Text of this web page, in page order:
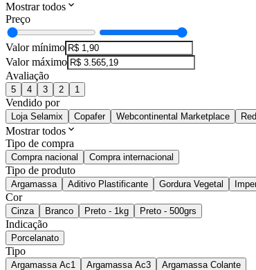
Mostrar todos
Preço
Valor mínimo
Valor máximo
Avaliação
5 4 3 2 1
Vendido por
Loja Selamix Copafer Webcontinental Marketplace
Mostrar todos
Tipo de compra
Compra nacional Compra internacional
Tipo de produto
Argamassa Aditivo Plastificante Gordura Vegetal
Cor
Cinza Branco Preto - 1kg Preto - 500grs
Indicação
Porcelanato
Tipo
Argamassa Ac1 Argamassa Ac3
Argamassa Colante